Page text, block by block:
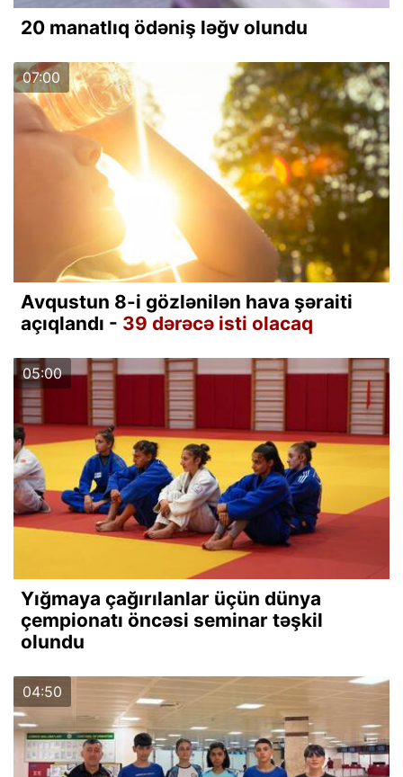
20 manatlıq ödəniş ləğv olundu
07:00
Avqustun 8-i gözlənilən hava şəraiti
açıqlandı - 39 dərəcə isti olacaq
05:00
Yığmaya çağırılanlar üçün dünya
çempionatı öncəsi seminar təşkil
olundu
04:50